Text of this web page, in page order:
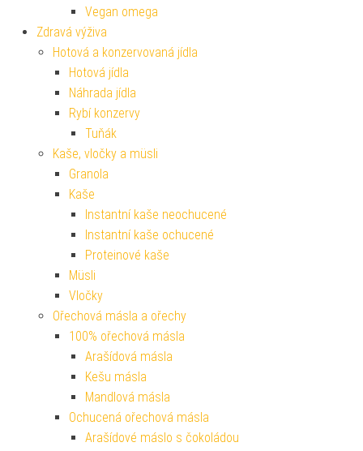
Vegan omega
Zdravá výživa
Hotová a konzervovaná jídla
Hotová jídla
Náhrada jídla
Rybí konzervy
Tuňák
Kaše, vločky a müsli
Granola
Kaše
Instantní kaše neochucené
Instantní kaše ochucené
Proteinové kaše
Müsli
Vločky
Ořechová másla a ořechy
100% ořechová másla
Arašídová másla
Kešu másla
Mandlová másla
Ochucená ořechová másla
Arašídové máslo s čokoládou